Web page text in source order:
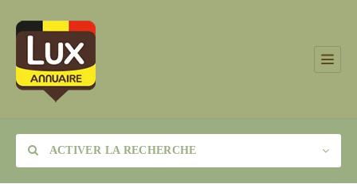
ACTIVER LA RECHERCHE